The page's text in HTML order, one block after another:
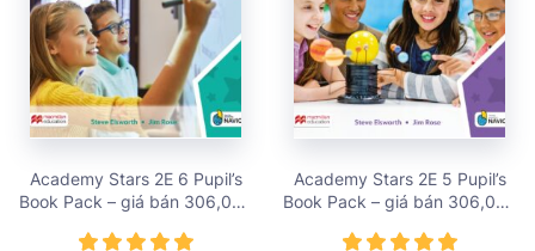
Academy Stars 2E 6 Pupil’s
Book Pack – giá bán 306,000
Academy Stars 2E 5 Pupil’s
Book Pack – giá bán 306,000